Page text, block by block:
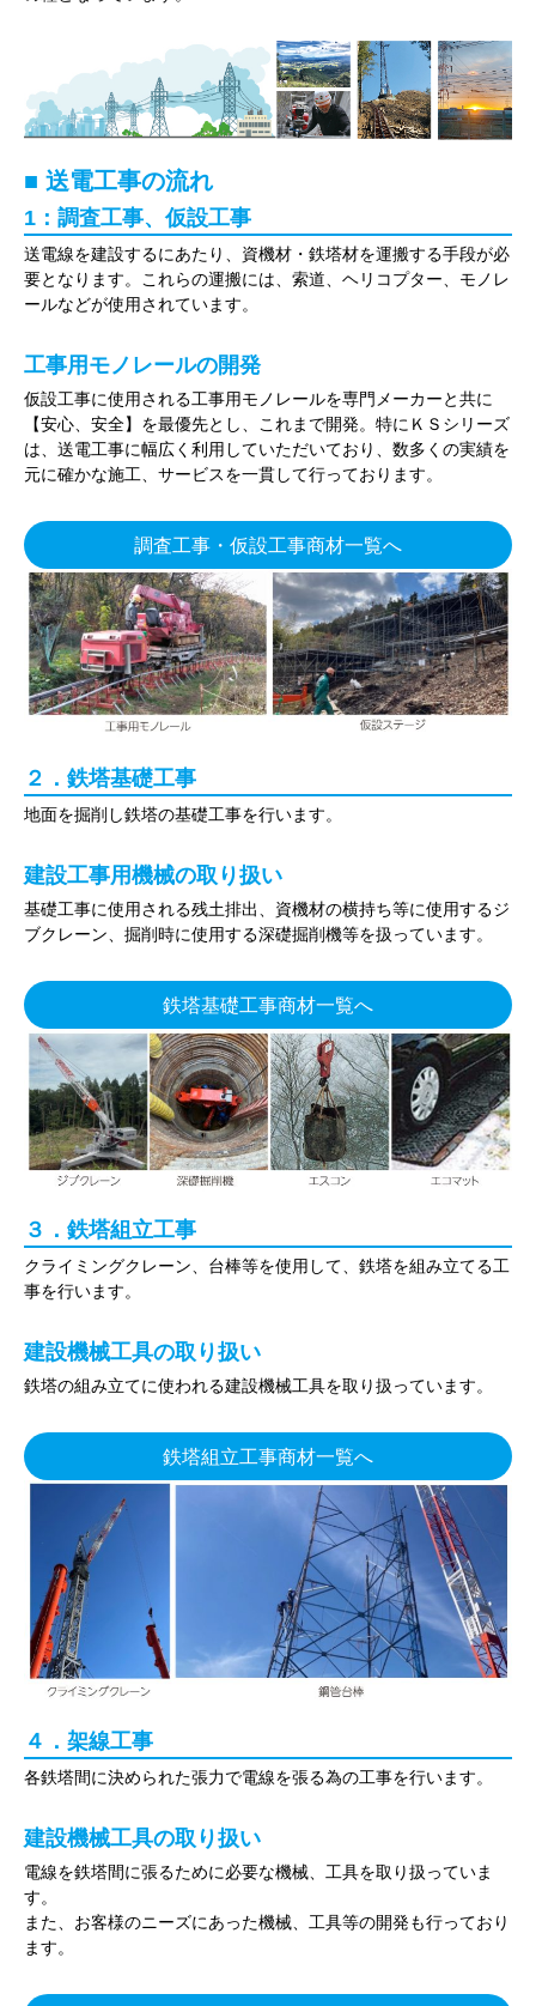
■ 送電工事の流れ
1：調査工事、仮設工事
送電線を建設するにあたり、資機材・鉄塔材を運搬する手段が必
要となります。これらの運搬には、索道、ヘリコプター、モノレ
ールなどが使用されています。
工事用モノレールの開発
仮設工事に使用される工事用モノレールを専門メーカーと共に
【安心、安全】を最優先とし、これまで開発。特にＫＳシリーズ
は、送電工事に幅広く利用していただいており、数多くの実績を
元に確かな施工、サービスを一貫して行っております。
調査工事・仮設工事商材一覧へ
２．鉄塔基礎工事
地面を掘削し鉄塔の基礎工事を行います。
建設工事用機械の取り扱い
基礎工事に使用される残土排出、資機材の横持ち等に使用するジ
ブクレーン、掘削時に使用する深礎掘削機等を扱っています。
鉄塔基礎工事商材一覧へ
３．鉄塔組立工事
クライミングクレーン、台棒等を使用して、鉄塔を組み立てる工
事を行います。
建設機械工具の取り扱い
鉄塔の組み立てに使われる建設機械工具を取り扱っています。
鉄塔組立工事商材一覧へ
４．架線工事
各鉄塔間に決められた張力で電線を張る為の工事を行います。
建設機械工具の取り扱い
電線を鉄塔間に張るために必要な機械、工具を取り扱っていま
す。
また、お客様のニーズにあった機械、工具等の開発も行っており
ます。